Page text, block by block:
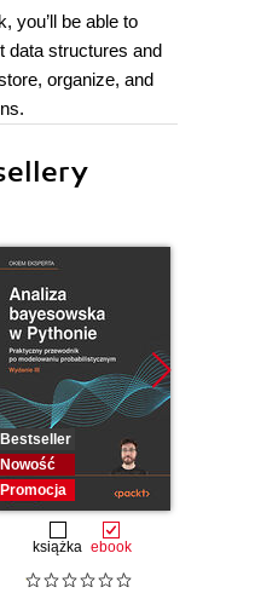
you’ll be able to
data structures and
organize, and
Bestseller
Nowość
Promocja
książka ebook